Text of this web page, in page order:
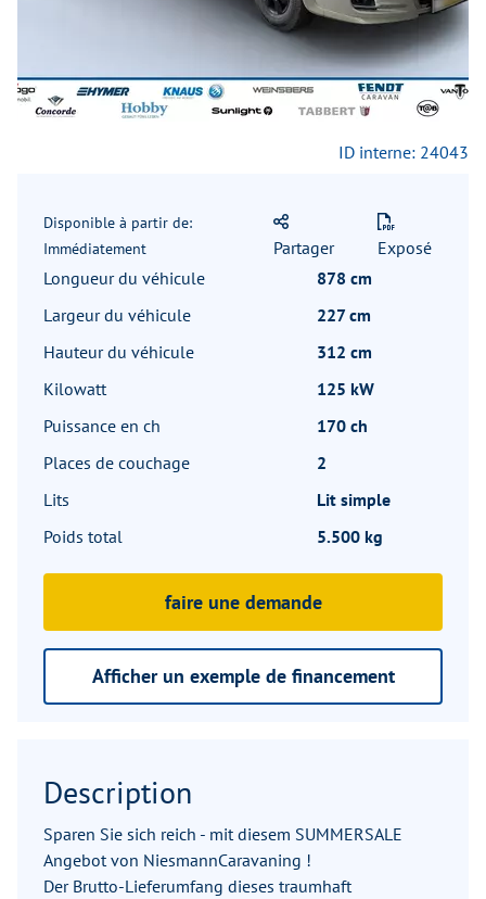
ID interne: 24043
Disponible à partir de:
Immédiatement
Partager
Exposé
Longueur du véhicule
878 cm
Largeur du véhicule
227 cm
Hauteur du véhicule
312 cm
Kilowatt
125 kW
Puissance en ch
170 ch
Places de couchage
2
Lits
Lit simple
Poids total
5.500 kg
faire une demande
Afficher un exemple de financement
Description
Sparen Sie sich reich - mit diesem SUMMERSALE
Angebot von NiesmannCaravaning !
Der Brutto-Lieferumfang dieses traumhaft